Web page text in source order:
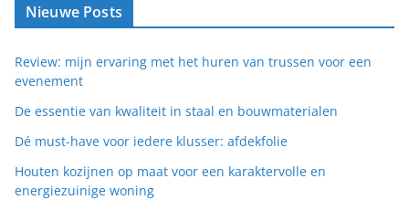
Nieuwe Posts
Review: mijn ervaring met het huren van trussen voor een
evenement
De essentie van kwaliteit in staal en bouwmaterialen
Dé must-have voor iedere klusser: afdekfolie
Houten kozijnen op maat voor een karaktervolle en
energiezuinige woning